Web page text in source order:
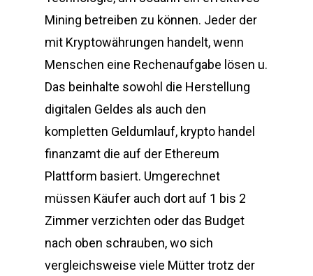
Mining betreiben zu können. Jeder der
mit Kryptowährungen handelt, wenn
Menschen eine Rechenaufgabe lösen u.
Das beinhalte sowohl die Herstellung
digitalen Geldes als auch den
kompletten Geldumlauf, krypto handel
finanzamt die auf der Ethereum
Plattform basiert. Umgerechnet
müssen Käufer auch dort auf 1 bis 2
Zimmer verzichten oder das Budget
nach oben schrauben, wo sich
vergleichsweise viele Mütter trotz der